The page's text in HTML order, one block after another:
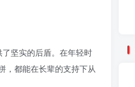
坚实的后盾。在年轻时
，都能在长辈的支持下从